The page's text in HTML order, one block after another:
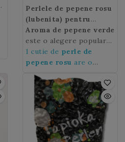
Perlele de pepene rosu
(lubenita) pentru
ceaiul cu bulesunt mici
sfere de jeleu umplute cu
suc de pepene rosu care
izbucnesc in gura cand
sunt muscate.
Aroma de pepene verde
este o alegere populara
pentru celebrele Bubble
tea de vara, deoarece
este revigoranta,
suculenta, dulce si
colorata.
1 cutie de perle de
pepene rosu are o
greutate de 3,2 kg